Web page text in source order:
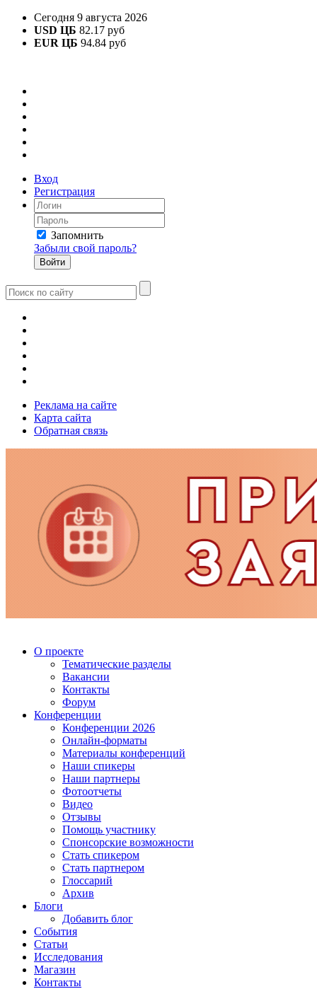
Сегодня 9 августа 2026
USD ЦБ 82.17 руб
EUR ЦБ 94.84 руб
Вход
Регистрация
Запомнить
Забыли свой пароль?
Реклама на сайте
Карта сайта
Обратная связь
О проекте
Тематические разделы
Вакансии
Контакты
Форум
Конференции
Конференции 2026
Онлайн-форматы
Материалы конференций
Наши спикеры
Наши партнеры
Фотоотчеты
Видео
Отзывы
Помощь участнику
Спонсорские возможности
Стать спикером
Стать партнером
Глоссарий
Архив
Блоги
Добавить блог
События
Статьи
Исследования
Магазин
Контакты